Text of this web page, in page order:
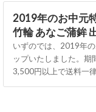
2019年のお中元
竹輪 あなご蒲鉾
いずのでは、2019年
ップいたしました。期
3,500円以上で送料一